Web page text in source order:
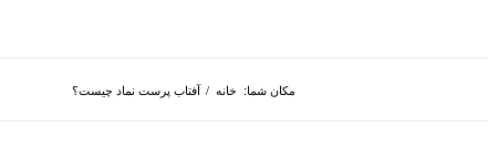
مکان شما: خانه / آفتاب پرست نماد چیست؟